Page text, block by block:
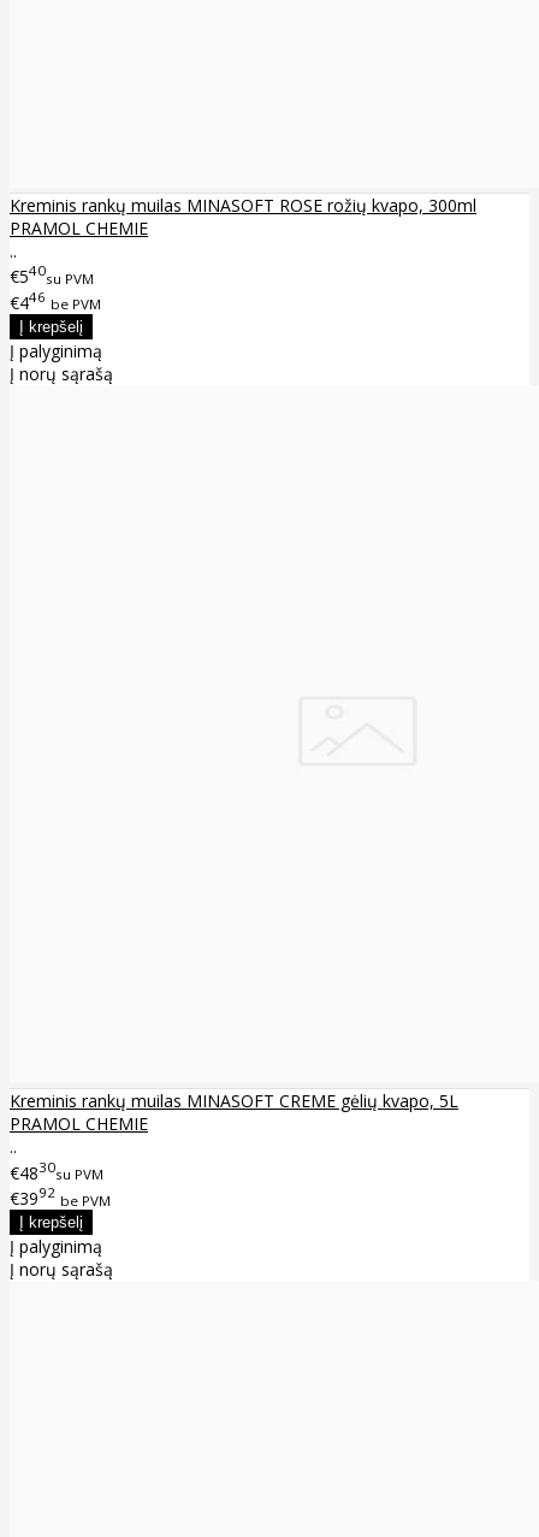
Kreminis rankų muilas MINASOFT ROSE rožių kvapo, 300ml
PRAMOL CHEMIE
..
€540su PVM
€446 be PVM
Į palyginimą
Į norų sąrašą
Kreminis rankų muilas MINASOFT CREME gėlių kvapo, 5L
PRAMOL CHEMIE
..
€4830su PVM
€3992 be PVM
Į palyginimą
Į norų sąrašą